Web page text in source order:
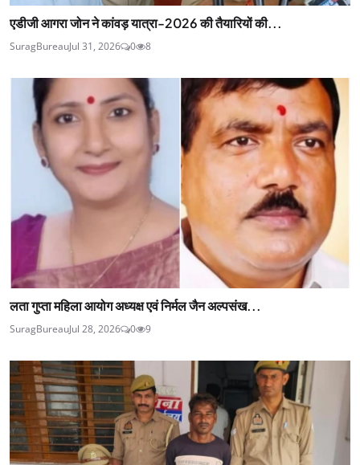
एडीजी आगरा जोन ने कांवड़ यात्रा-2026 की तैयारियों की...
SuragBureauJul 31, 2026 0 8
लता गुप्ता महिला आयोग अध्यक्ष एवं निर्मल जैन अल्पसंख...
SuragBureauJul 28, 2026 0 9